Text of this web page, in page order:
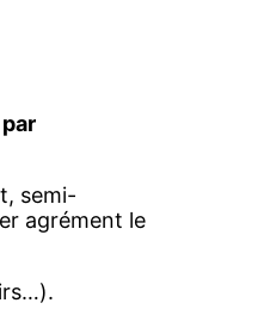
semi-
agrément le